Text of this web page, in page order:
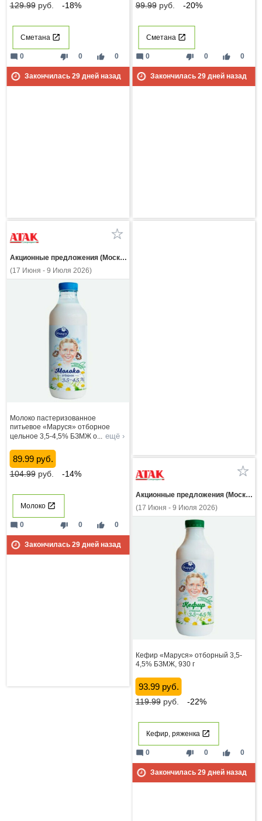
129.99руб. -18%
Сметана
thumb_down 0 thumb_up 0
mode_comment 0
Закончилась 29дней назад
99.99руб. -20%
Сметана
thumb_down 0 thumb_up 0
mode_comment 0
Закончилась 29дней назад
Акционные предложения (Москва и МО)
(17 Июня - 9 Июля 2026)
Молоко пастеризованное
питьевое «Маруся» отборное
цельное 3,5-4,5% БЗМЖ о... ещё ›
89.99 руб.
104.99руб. -14%
Молоко
thumb_down 0 thumb_up 0
mode_comment 0
Закончилась 29дней назад
Акционные предложения (Москва и МО)
(17 Июня - 9 Июля 2026)
Кефир «Маруся» отборный 3,5-
4,5% БЗМЖ, 930 г
93.99 руб.
119.99руб. -22%
Кефир, ряженка
thumb_down 0 thumb_up 0
mode_comment 0
Закончилась 29дней назад